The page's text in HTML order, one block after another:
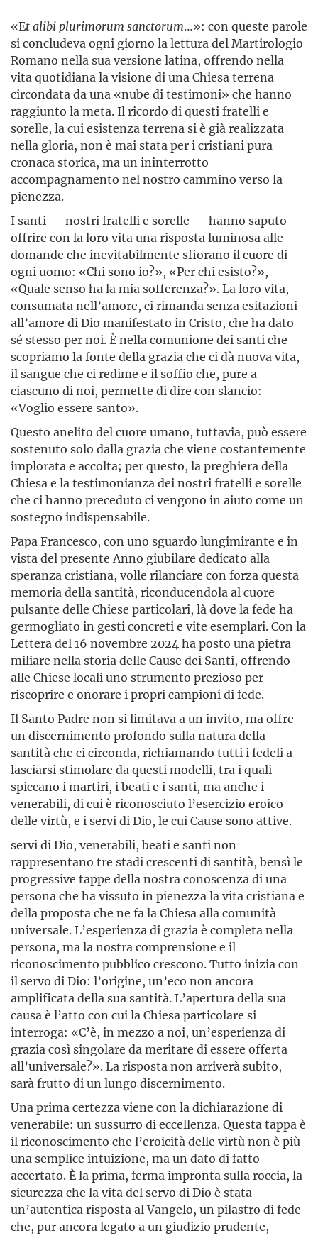
«Et alibi plurimorum sanctorum…»: con queste parole
si concludeva ogni giorno la lettura del Martirologio
Romano nella sua versione latina, offrendo nella
vita quotidiana la visione di una Chiesa terrena
circondata da una «nube di testimoni» che hanno
raggiunto la meta. Il ricordo di questi fratelli e
sorelle, la cui esistenza terrena si è già realizzata
nella gloria, non è mai stata per i cristiani pura
cronaca storica, ma un ininterrotto
accompagnamento nel nostro cammino verso la
pienezza.
I santi — nostri fratelli e sorelle — hanno saputo
offrire con la loro vita una risposta luminosa alle
domande che inevitabilmente sfiorano il cuore di
ogni uomo: «Chi sono io?», «Per chi esisto?»,
«Quale senso ha la mia sofferenza?». La loro vita,
consumata nell’amore, ci rimanda senza esitazioni
all’amore di Dio manifestato in Cristo, che ha dato
sé stesso per noi. È nella comunione dei santi che
scopriamo la fonte della grazia che ci dà nuova vita,
il sangue che ci redime e il soffio che, pure a
ciascuno di noi, permette di dire con slancio:
«Voglio essere santo».
Questo anelito del cuore umano, tuttavia, può essere
sostenuto solo dalla grazia che viene costantemente
implorata e accolta; per questo, la preghiera della
Chiesa e la testimonianza dei nostri fratelli e sorelle
che ci hanno preceduto ci vengono in aiuto come un
sostegno indispensabile.
Papa Francesco, con uno sguardo lungimirante e in
vista del presente Anno giubilare dedicato alla
speranza cristiana, volle rilanciare con forza questa
memoria della santità, riconducendola al cuore
pulsante delle Chiese particolari, là dove la fede ha
germogliato in gesti concreti e vite esemplari. Con la
Lettera del 16 novembre 2024 ha posto una pietra
miliare nella storia delle Cause dei Santi, offrendo
alle Chiese locali uno strumento prezioso per
riscoprire e onorare i propri campioni di fede.
Il Santo Padre non si limitava a un invito, ma offre
un discernimento profondo sulla natura della
santità che ci circonda, richiamando tutti i fedeli a
lasciarsi stimolare da questi modelli, tra i quali
spiccano i martiri, i beati e i santi, ma anche i
venerabili, di cui è riconosciuto l’esercizio eroico
delle virtù, e i servi di Dio, le cui Cause sono attive.
servi di Dio, venerabili, beati e santi non
rappresentano tre stadi crescenti di santità, bensì le
progressive tappe della nostra conoscenza di una
persona che ha vissuto in pienezza la vita cristiana e
della proposta che ne fa la Chiesa alla comunità
universale. L’esperienza di grazia è completa nella
persona, ma la nostra comprensione e il
riconoscimento pubblico crescono. Tutto inizia con
il servo di Dio: l’origine, un’eco non ancora
amplificata della sua santità. L’apertura della sua
causa è l’atto con cui la Chiesa particolare si
interroga: «C’è, in mezzo a noi, un’esperienza di
grazia così singolare da meritare di essere offerta
all’universale?». La risposta non arriverà subito,
sarà frutto di un lungo discernimento.
Una prima certezza viene con la dichiarazione di
venerabile: un sussurro di eccellenza. Questa tappa è
il riconoscimento che l’eroicità delle virtù non è più
una semplice intuizione, ma un dato di fatto
accertato. È la prima, ferma impronta sulla roccia, la
sicurezza che la vita del servo di Dio è stata
un’autentica risposta al Vangelo, un pilastro di fede
che, pur ancora legato a un giudizio prudente,